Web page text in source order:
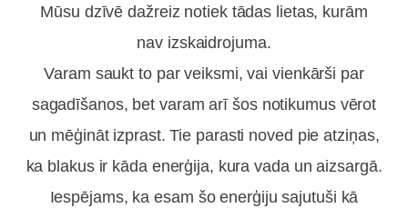
Mūsu dzīvē dažreiz notiek tādas lietas, kurām
nav izskaidrojuma.
Varam saukt to par veiksmi, vai vienkārši par
sagadīšanos, bet varam arī šos notikumus vērot
un mēģināt izprast. Tie parasti noved pie atziņas,
ka blakus ir kāda enerģija, kura vada un aizsargā.
Iespējams, ka esam šo enerģiju sajutuši kā